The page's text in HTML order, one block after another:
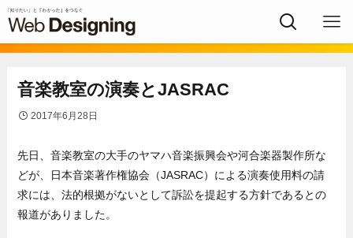
音楽教室の演奏とJASRAC
2017年6月28日
先日、音楽教室の大手のヤマハ音楽振興会や河合楽器製作所な
どが、日本音楽著作権協会（JASRAC）による演奏使用料の請
求には、法的根拠がないとして訴訟を提起する方針であるとの
報道がありました。